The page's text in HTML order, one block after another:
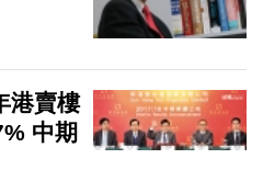
港賣樓
中期